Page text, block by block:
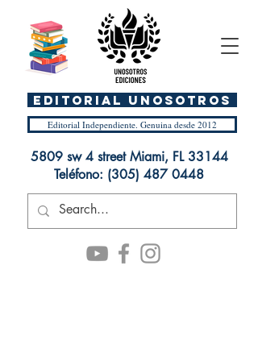
Editorial Independiente. Genuina desde 2012
5809 sw 4 street Miami, FL 33144
Teléfono: (305) 487 0448
EDITORIAL UnosOtros